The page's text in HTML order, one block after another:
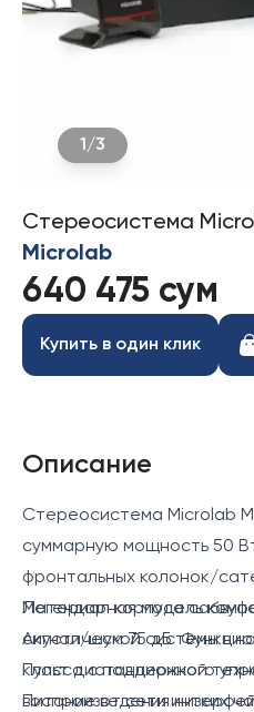
1 /3
Стереосистема
Microlab
640 475 сум
Купить в один клик
Описание
Стереосистема Microlab
суммарную мощность 50
фронтальных колонок/
Материал корпуса
сигнал/шум 75 дБ
Пульт дистанционного
Питание от сети
Легендарная модель
Акустической системы в
класса с поддержкой
воспроизведения низких